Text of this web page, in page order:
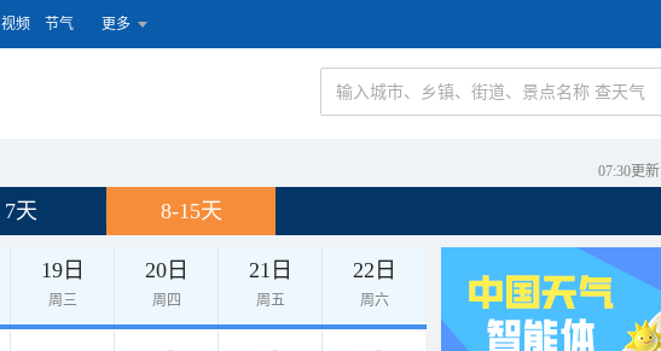
视频 节气 更多
07:30更新
7天 8-15天
19日
周三
20日
周四
21日
周五
22日
周六